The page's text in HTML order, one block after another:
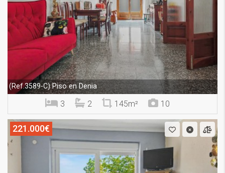
(Ref.3589-C)Piso en Denia
3 2 145m² 10
221.000€